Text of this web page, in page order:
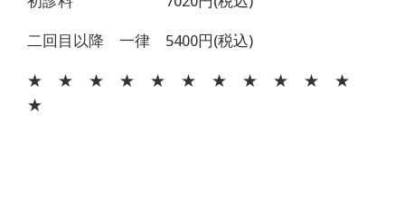
二回目以降 一律 5400円(税込)
★ ★ ★ ★ ★ ★ ★ ★ ★ ★ ★
★